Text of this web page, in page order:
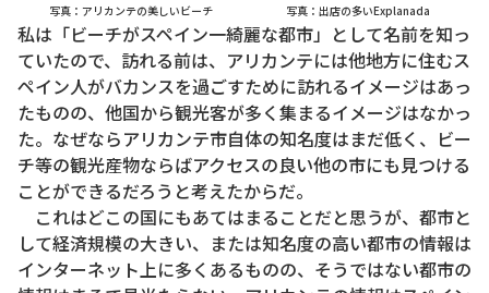
写真：アリカンテの美しいビーチ 写真：出店の多いExplanada
私は「ビーチがスペイン一綺麗な都市」として名前を知っ
ていたので、訪れる前は、アリカンテには他地方に住むス
ペイン人がバカンスを過ごすために訪れるイメージはあっ
たものの、他国から観光客が多く集まるイメージはなかっ
た。なぜならアリカンテ市自体の知名度はまだ低く、ビー
チ等の観光産物ならばアクセスの良い他の市にも見つける
ことができるだろうと考えたからだ。
これはどこの国にもあてはまることだと思うが、都市と
して経済規模の大きい、または知名度の高い都市の情報は
インターネット上に多くあるものの、そうではない都市の